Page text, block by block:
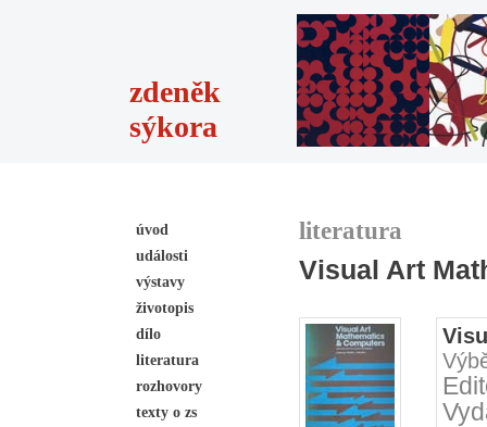
zdeněk
sýkora
úvod
události
výstavy
životopis
dílo
literatura
rozhovory
texty o zs
literatura
Visual Art